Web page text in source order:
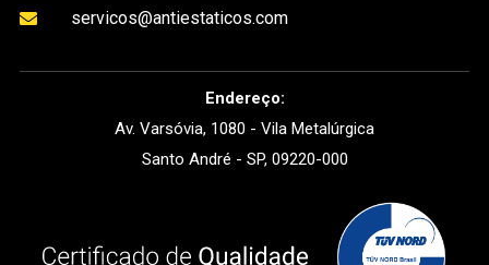
 servicos@antiestaticos.com
Endereço:
Av. Varsóvia, 1080 - Vila Metalúrgica
Santo André - SP, 09220-000